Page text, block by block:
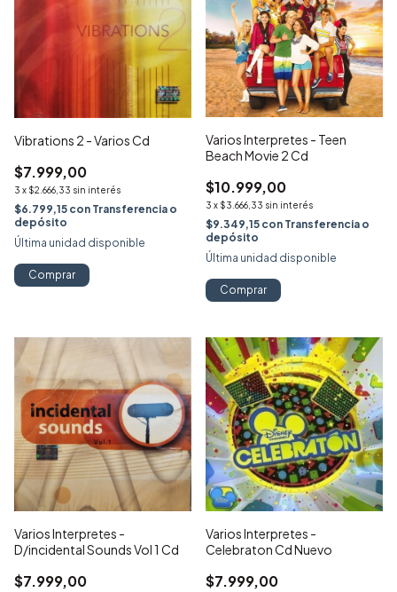
Vibrations 2 - Varios Cd
$7.999,00
3 x $2.666,33 sin interés
$6.799,15 con Transferencia o
depósito
Última unidad disponible
Comprar
Varios Interpretes - Teen
Beach Movie 2 Cd
$10.999,00
3 x $3.666,33 sin interés
$9.349,15 con Transferencia o
depósito
Última unidad disponible
Comprar
Varios Interpretes -
D/incidental Sounds Vol 1 Cd
$7.999,00
Varios Interpretes -
Celebraton Cd Nuevo
$7.999,00